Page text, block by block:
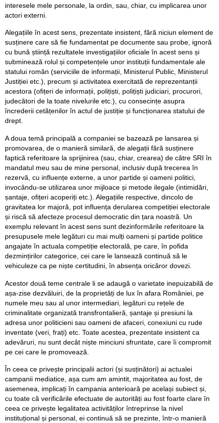
interesele mele personale, la ordin, sau, chiar, cu implicarea unor
actori externi.
Alegațiile în acest sens, prezentate insistent, fără niciun element de
susținere care să fie fundamentat pe documente sau probe, ignoră
cu bună știință rezultatele investigațiilor oficiale în acest sens și
subminează rolul și competențele unor instituții fundamentale ale
statului român (serviciile de informații, Ministerul Public, Ministerul
Justiției etc.), precum și activitatea exercitată de reprezentanții
acestora (ofițeri de informații, polițiști, polițiști judiciari, procurori,
judecători de la toate nivelurile etc.), cu consecințe asupra
încrederii cetățenilor în actul de justiție și funcționarea statului de
drept.
A doua temă principală a companiei se bazează pe lansarea și
promovarea, de o manieră similară, de alegații fără susținere
faptică referitoare la sprijinirea (sau, chiar, crearea) de către SRI în
mandatul meu sau de mine personal, inclusiv după trecerea în
rezervă, cu influențe externe, a unor partide și oameni politici,
invocându-se utilizarea unor mijloace și metode ilegale (intimidări,
șantaje, ofițeri acoperiți etc.). Alegațiile respective, dincolo de
gravitatea lor majoră, pot influența derularea competiției electorale
și riscă să afecteze procesul democratic din țara noastră. Un
exemplu relevant în acest sens sunt dezinformările referitoare la
presupusele mele legături cu mai mulți oameni și partide politice
angajate în actuala competiție electorală, pe care, în pofida
dezmințirilor categorice, cei care le lansează continuă să le
vehiculeze ca pe niște certitudini, în absența oricăror dovezi.
Acestor două teme centrale li se adaugă o varietate inepuizabilă de
așa-zise dezvăluiri, de la proprietăți de lux în afara României, pe
numele meu sau al unor intermediari, legături cu rețele de
criminalitate organizată transfrontalieră, șantaje și presiuni la
adresa unor politicieni sau oameni de afaceri, conexiuni cu rude
inventate (veri, frați) etc. Toate acestea, prezentate insistent ca
adevăruri, nu sunt decât niște minciuni sfruntate, care îi compromit
pe cei care le promovează.
În ceea ce privește principalii actori (și susținători) ai actualei
campanii mediatice, așa cum am amintit, majoritatea au fost, de
asemenea, implicați în campania anterioară pe același subiect și,
cu toate că verificările efectuate de autorități au fost foarte clare în
ceea ce privește legalitatea activităților întreprinse la nivel
instituțional și personal, ei continuă să se prezinte, într-o manieră